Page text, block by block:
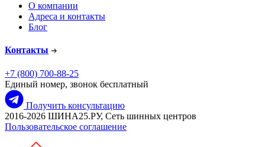
О компании
Адреса и контакты
Блог
Контакты
+7 (800) 700-88-25
Единый номер, звонок бесплатный
Получить консультацию
2016-2026 ШИНА25.РУ, Сеть шинных центров
Пользовательское соглашение